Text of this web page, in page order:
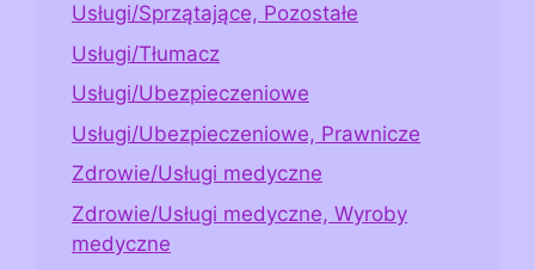
Usługi/Sprzątające, Pozostałe
Usługi/Tłumacz
Usługi/Ubezpieczeniowe
Usługi/Ubezpieczeniowe, Prawnicze
Zdrowie/Usługi medyczne
Zdrowie/Usługi medyczne, Wyroby
medyczne